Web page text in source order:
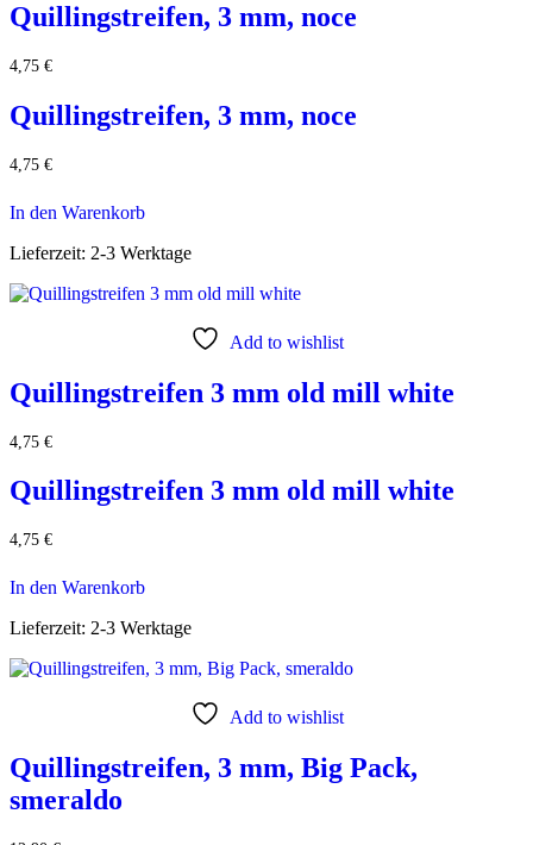
Quillingstreifen, 3 mm, noce
4,75 €
Quillingstreifen, 3 mm, noce
4,75 €
In den Warenkorb
Lieferzeit: 2-3 Werktage
Add to wishlist
Quillingstreifen 3 mm old mill white
4,75 €
Quillingstreifen 3 mm old mill white
4,75 €
In den Warenkorb
Lieferzeit: 2-3 Werktage
Add to wishlist
Quillingstreifen, 3 mm, Big Pack,
smeraldo